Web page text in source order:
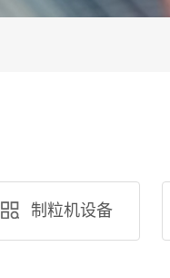
制粒机设备